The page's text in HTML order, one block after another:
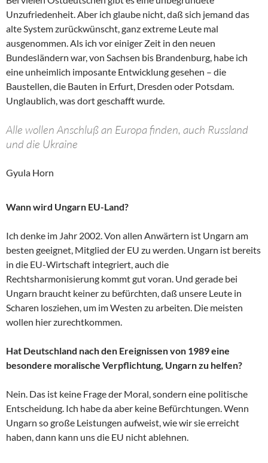
Unzufriedenheit. Aber ich glaube nicht, daß sich jemand das
alte System zurückwünscht, ganz extreme Leute mal
ausgenommen. Als ich vor einiger Zeit in den neuen
Bundesländern war, von Sachsen bis Brandenburg, habe ich
eine unheimlich imposante Entwicklung gesehen – die
Baustellen, die Bauten in Erfurt, Dresden oder Potsdam.
Unglaublich, was dort geschafft wurde.
Alle wollen Anschluß an Europa finden, auch Russland
und die Ukraine
Gyula Horn
Wann wird Ungarn EU-Land?
Ich denke im Jahr 2002. Von allen Anwärtern ist Ungarn am
besten geeignet, Mitglied der EU zu werden. Ungarn ist bereits
in die EU-Wirtschaft integriert, auch die
Rechtsharmonisierung kommt gut voran. Und gerade bei
Ungarn braucht keiner zu befürchten, daß unsere Leute in
Scharen losziehen, um im Westen zu arbeiten. Die meisten
wollen hier zurechtkommen.
Hat Deutschland nach den Ereignissen von 1989 eine
besondere moralische Verpflichtung, Ungarn zu helfen?
Nein. Das ist keine Frage der Moral, sondern eine politische
Entscheidung. Ich habe da aber keine Befürchtungen. Wenn
Ungarn so große Leistungen aufweist, wie wir sie erreicht
haben, dann kann uns die EU nicht ablehnen.